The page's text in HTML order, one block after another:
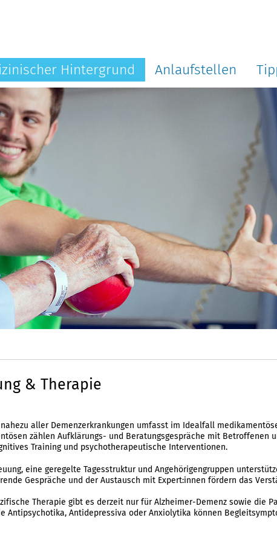
Hintergrund Anlaufstellen
& Therapie
aller Demenzerkrankungen umfasst im Idealfall
zählen Aufklärungs- und Beratungsgespräche mit Betroffenen
Training und psychotherapeutische Interventionen.
eine geregelte Tagesstruktur und Angehörigengruppen
Gespräche und der Austausch mit Expert:innen fördern das
Therapie gibt es derzeit nur für Alzheimer-Demenz sowie die
Antipsychotika, Antidepressiva oder Anxiolytika können